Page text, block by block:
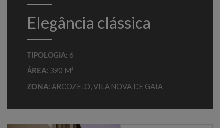
Elegância clássica
TIPOLOGIA: 6
ÁREA: 390 M²
ZONA: ARCOZELO,VILA NOVA DE GAIA